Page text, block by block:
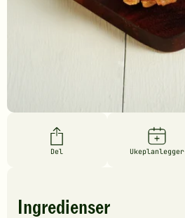
Del Ukeplanlegger
Ingredienser